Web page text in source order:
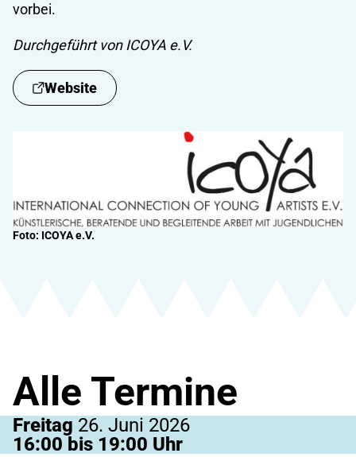
vorbei.
Durchgeführt von ICOYA e.V.
Website
Foto: ICOYA e.V.
Alle Termine
Freitag 26. Juni 2026
16:00 bis 19:00 Uhr